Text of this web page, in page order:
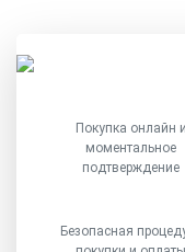
Покупка онлайн и
моментальное
подтверждение
Безопасная